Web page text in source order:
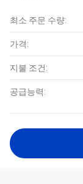
최소 주문 수량:
가격:
지불 조건:
공급능력: